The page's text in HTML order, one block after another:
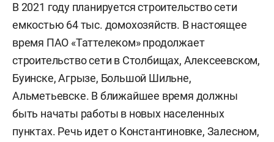
В 2021 году планируется строительство сети
емкостью 64 тыс. домохозяйств. В настоящее
время ПАО «Таттелеком» продолжает
строительство сети в Столбищах, Алексеевском,
Буинске, Агрызе, Большой Шильне,
Альметьевске. В ближайшее время должны
быть начаты работы в новых населенных
пунктах. Речь идет о Константиновке, Залесном,